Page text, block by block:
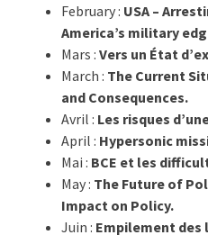
February : USA –
America’s military
Mars : Vers un État
March : The Current
and Consequences.
Avril : Les risques
April : Hypersonic
Mai : BCE et les
May : The Future of
Impact on Policy.
Juin : Empilement